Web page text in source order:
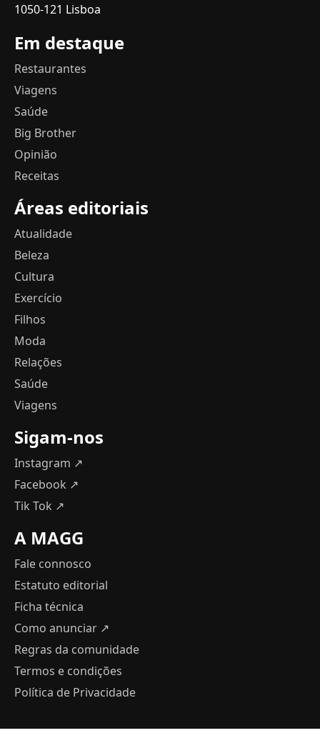
1050-121 Lisboa
Em destaque
Restaurantes
Viagens
Saúde
Big Brother
Opinião
Receitas
Áreas editoriais
Atualidade
Beleza
Cultura
Exercício
Filhos
Moda
Relações
Saúde
Viagens
Sigam-nos
Instagram ↗
Facebook ↗
Tik Tok ↗
A MAGG
Fale connosco
Estatuto editorial
Ficha técnica
Como anunciar ↗
Regras da comunidade
Termos e condições
Política de Privacidade